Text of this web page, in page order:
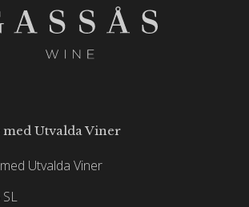
med Utvalda Viner
Utvalda Viner